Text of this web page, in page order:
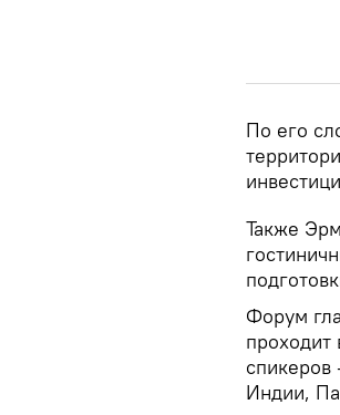
По его
Также
Форум
проходит
спикеров
Индии,